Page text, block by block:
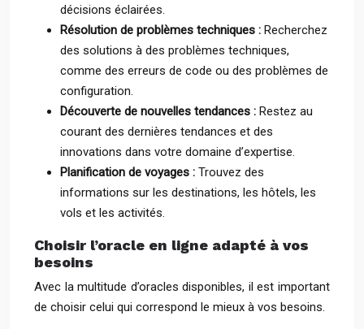
décisions éclairées.
Résolution de problèmes techniques : Recherchez
des solutions à des problèmes techniques,
comme des erreurs de code ou des problèmes de
configuration.
Découverte de nouvelles tendances : Restez au
courant des dernières tendances et des
innovations dans votre domaine d’expertise.
Planification de voyages : Trouvez des
informations sur les destinations, les hôtels, les
vols et les activités.
Choisir l’oracle en ligne adapté à vos
besoins
Avec la multitude d’oracles disponibles, il est important
de choisir celui qui correspond le mieux à vos besoins.